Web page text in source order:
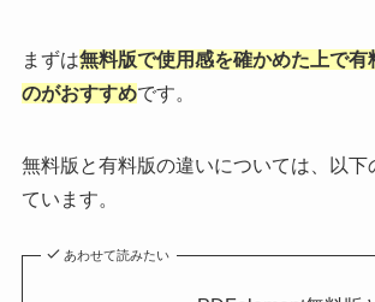
まずは無料版で使用感を確かめた上で有
のがおすすめです。
無料版と有料版の違いについては、以下
ています。
あわせて読みたい